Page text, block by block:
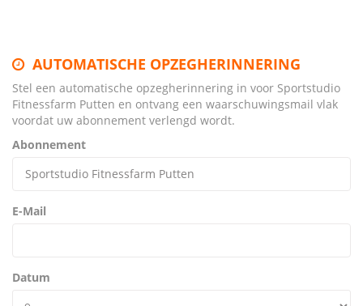
AUTOMATISCHE OPZEGHERINNERING
Stel een automatische opzegherinnering in voor Sportstudio
Fitnessfarm Putten en ontvang een waarschuwingsmail vlak
voordat uw abonnement verlengd wordt.
Abonnement
E-Mail
Datum